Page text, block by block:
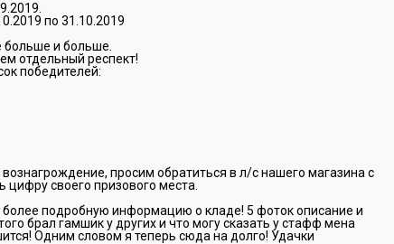
по 31.10.2019
больше и больше.
отдельный респект!
победителей:
просим обратиться в л/с нашего магазина с
своего призового места.
более подробную информацию о кладе! 5 фоток описание и
брал гамшик у других и что могу сказать у стафф мена
Одним словом я теперь сюда на долго! Удачки